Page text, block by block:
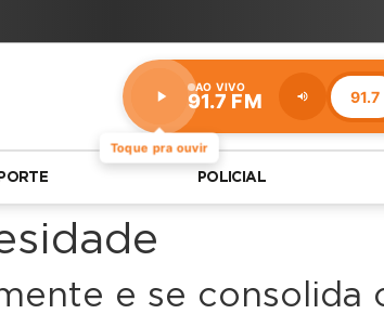
Toque pra ouvir
AO VIVO
91.7 FM 91.7
Estação:
91.7
FM
POLICIAL
e se consolida